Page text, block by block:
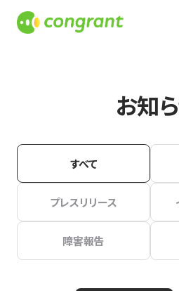
お知
すべて
プレスリリース
障害報告